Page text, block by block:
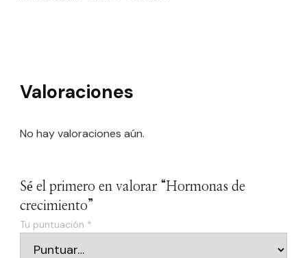
Valoraciones
No hay valoraciones aún.
Sé el primero en valorar “Hormonas de
crecimiento”
Tu puntuación *